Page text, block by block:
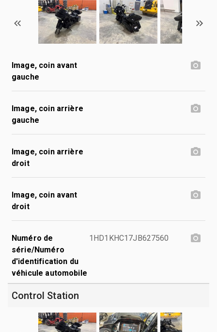
Image, coin avant
gauche
Image, coin arrière
gauche
Image, coin arrière
droit
Image, coin avant
droit
Numéro de
série/Numéro
d'identification du
véhicule automobile
1HD1KHC17JB627560
Control Station